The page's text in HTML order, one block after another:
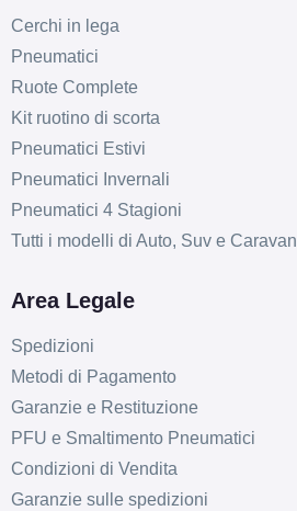
Cerchi in lega
Pneumatici
Ruote Complete
Kit ruotino di scorta
Pneumatici Estivi
Pneumatici Invernali
Pneumatici 4 Stagioni
Tutti i modelli di Auto, Suv e Caravan
Area Legale
Spedizioni
Metodi di Pagamento
Garanzie e Restituzione
PFU e Smaltimento Pneumatici
Condizioni di Vendita
Garanzie sulle spedizioni